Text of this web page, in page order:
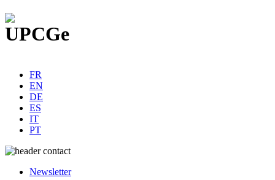
FR
EN
DE
ES
IT
PT
Newsletter